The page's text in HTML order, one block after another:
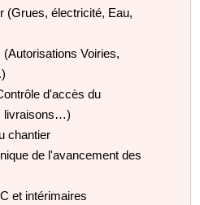
(Grues, électricité, Eau,
Voiries,
d'accès du
livraisons…)
chantier
de l'avancement des
et intérimaires